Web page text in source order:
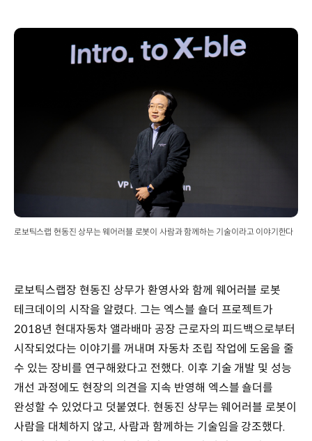
로보틱스랩 현동진 상무는 웨어러블 로봇이 사람과 함께하는 기술이라고 이야기한다
로보틱스랩장 현동진 상무가 환영사와 함께 웨어러블 로봇
테크데이의 시작을 알렸다. 그는 엑스블 숄더 프로젝트가
2018년 현대자동차 앨라배마 공장 근로자의 피드백으로부터
시작되었다는 이야기를 꺼내며 자동차 조립 작업에 도움을 줄
수 있는 장비를 연구해왔다고 전했다. 이후 기술 개발 및 성능
개선 과정에도 현장의 의견을 지속 반영해 엑스블 숄더를
완성할 수 있었다고 덧붙였다. 현동진 상무는 웨어러블 로봇이
사람을 대체하지 않고, 사람과 함께하는 기술임을 강조했다.